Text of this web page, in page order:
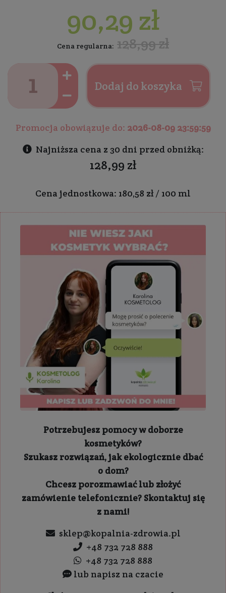
90,29 zł
Cena regularna: 128,99 zł
Dodaj do koszyka
Promocja obowiązuje do: 2026-08-09 23:59:59
Najniższa cena z 30 dni przed obniżką:
128,99 zł
Cena jednostkowa: 180,58 zł / 100 ml
Potrzebujesz pomocy w doborze
kosmetyków?
Szukasz rozwiązań, jak ekologicznie dbać
o dom?
Chcesz porozmawiać lub złożyć
zamówienie telefonicznie? Skontaktuj się
z nami!
sklep@kopalnia-zdrowia.pl
+48 732 728 888
+48 732 728 888
lub napisz na czacie